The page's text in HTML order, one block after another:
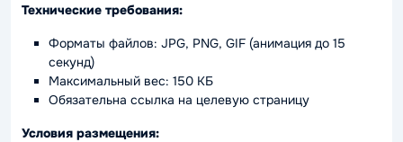
Технические требования:
Форматы файлов: JPG, PNG, GIF (анимация до 15
секунд)
Максимальный вес: 150 КБ
Обязательна ссылка на целевую страницу
Условия размещения: